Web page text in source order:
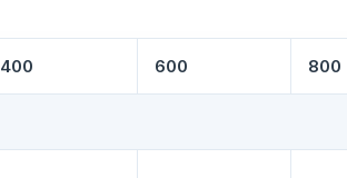
400 600 800